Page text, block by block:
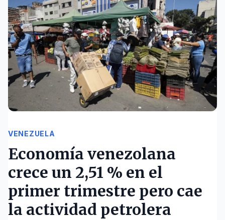
VENEZUELA
Economía venezolana
crece un 2,51 % en el
primer trimestre pero cae
la actividad petrolera